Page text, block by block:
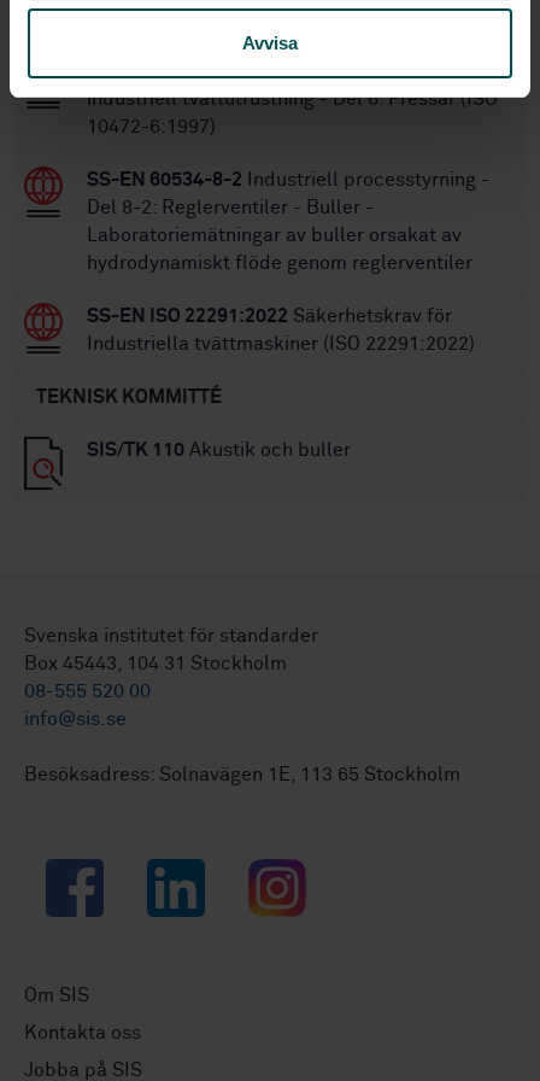
Avvisa
industriell tvättutrustning - Del 6: Pressar (ISO
10472-6:1997)
SS-EN 60534-8-2 Industriell processtyrning -
Del 8-2: Reglerventiler - Buller -
Laboratoriemätningar av buller orsakat av
hydrodynamiskt flöde genom reglerventiler
SS-EN ISO 22291:2022 Säkerhetskrav för
Industriella tvättmaskiner (ISO 22291:2022)
TEKNISK KOMMITTÉ
SIS/TK 110 Akustik och buller
Svenska institutet för standarder
Box 45443, 104 31 Stockholm
08-555 520 00
info@sis.se
Besöksadress: Solnavägen 1E, 113 65 Stockholm
Facebook LinkedIn Instagram
Om SIS
Kontakta oss
Jobba på SIS